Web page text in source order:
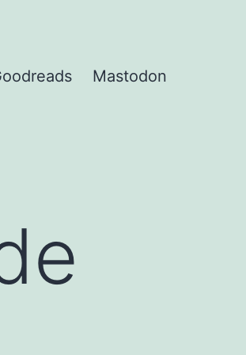
Mastodon